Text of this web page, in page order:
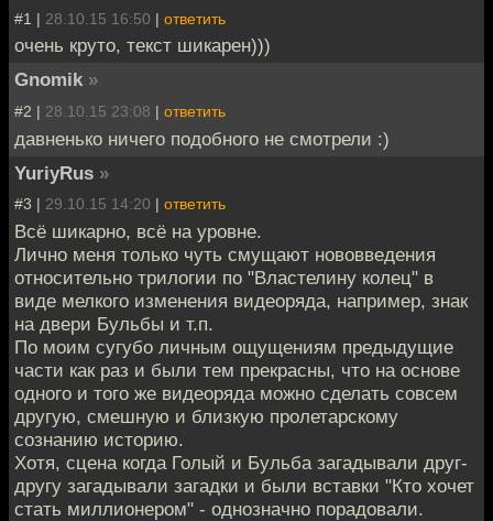
#1 | 28.10.15 16:50 | ответить
очень круто, текст шикарен)))
Gnomik »
#2 | 28.10.15 23:08 | ответить
давненько ничего подобного не смотрели :)
YuriyRus »
#3 | 29.10.15 14:20 | ответить
Всё шикарно, всё на уровне.
Лично меня только чуть смущают нововведения
относительно трилогии по "Властелину колец" в
виде мелкого изменения видеоряда, например, знак
на двери Бульбы и т.п.
По моим сугубо личным ощущениям предыдущие
части как раз и были тем прекрасны, что на основе
одного и того же видеоряда можно сделать совсем
другую, смешную и близкую пролетарскому
сознанию историю.
Хотя, сцена когда Голый и Бульба загадывали друг-
другу загадывали загадки и были вставки "Кто хочет
стать миллионером" - однозначно порадовали.